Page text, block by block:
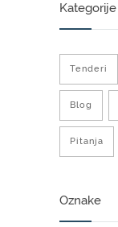
Kategorije
Tenderi
Blog
Pitanja
Oznake